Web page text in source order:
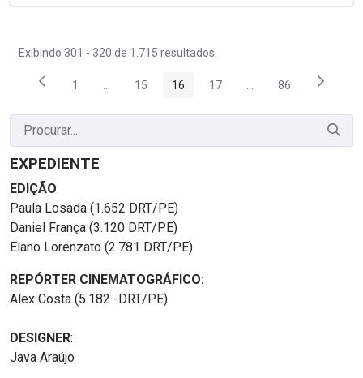
Exibindo 301 - 320 de 1.715 resultados.
Página
1 Páginas intermediárias Usar ABA para navegar.
Página
15 Página
16 Página
17 PáginasPágina
86
EXPEDIENTE
EDIÇÃO:
Paula Losada (1.652 DRT/PE)
Daniel França (3.120 DRT/PE)
Elano Lorenzato (2.781 DRT/PE)
REPÓRTER CINEMATOGRÁFICO:
Alex Costa (5.182 -DRT/PE)
DESIGNER:
Java Araújo